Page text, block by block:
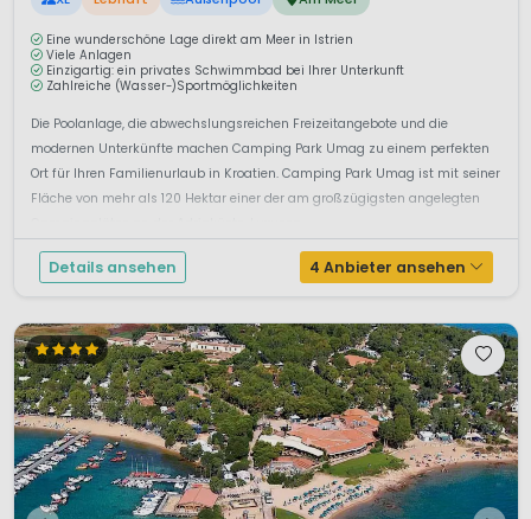
Eine wunderschöne Lage direkt am Meer in Istrien
Viele Anlagen
Einzigartig: ein privates Schwimmbad bei Ihrer Unterkunft
Zahlreiche (Wasser-)Sportmöglichkeiten
Die Poolanlage, die abwechslungsreichen Freizeitangebote und die
modernen Unterkünfte machen Camping Park Umag zu einem perfekten
Ort für Ihren Familienurlaub in Kroatien. Camping Park Umag ist mit seiner
Fläche von mehr als 120 Hektar einer der am großzügigsten angelegten
Details ansehen 4 Anbieter ansehen